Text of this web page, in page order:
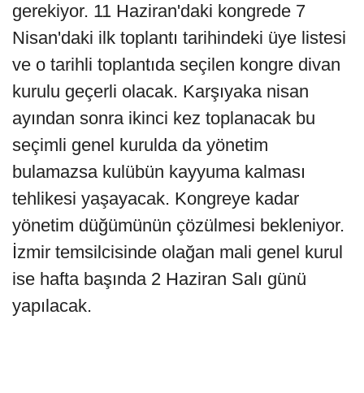
gerekiyor. 11 Haziran'daki kongrede 7
Nisan'daki ilk toplantı tarihindeki üye listesi
ve o tarihli toplantıda seçilen kongre divan
kurulu geçerli olacak. Karşıyaka nisan
ayından sonra ikinci kez toplanacak bu
seçimli genel kurulda da yönetim
bulamazsa kulübün kayyuma kalması
tehlikesi yaşayacak. Kongreye kadar
yönetim düğümünün çözülmesi bekleniyor.
İzmir temsilcisinde olağan mali genel kurul
ise hafta başında 2 Haziran Salı günü
yapılacak.